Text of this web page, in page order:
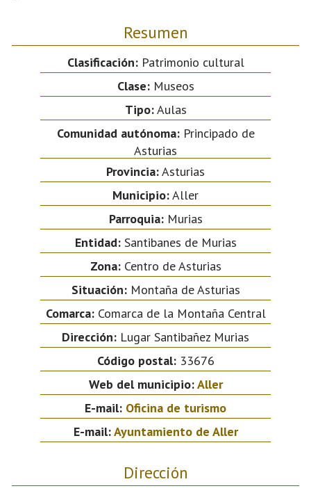
Resumen
Clasificación:Patrimonio cultural
Clase:Museos
Tipo:Aulas
Comunidad autónoma:Principado de
Asturias
Provincia:Asturias
Municipio:Aller
Parroquia:Murias
Entidad:Santibanes de Murias
Zona:Centro de Asturias
Situación:Montaña de Asturias
Comarca:Comarca de la Montaña Central
Dirección: Lugar Santibañez Murias
Código postal:33676
Web del municipio:Aller
E-mail: Oficina de turismo
E-mail:Ayuntamiento de Aller
Dirección